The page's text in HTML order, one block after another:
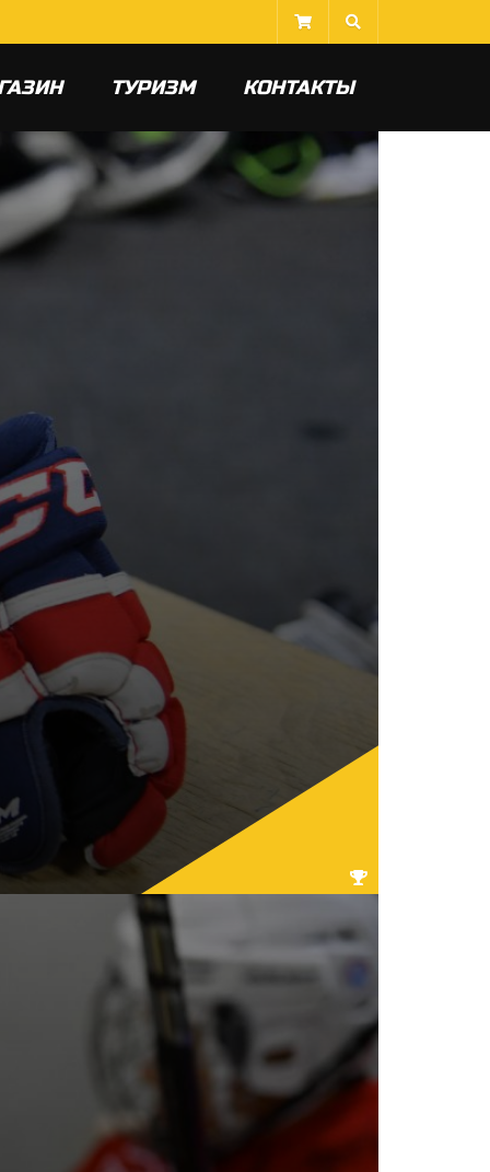
ТУРИЗМ КОНТАКТЫ